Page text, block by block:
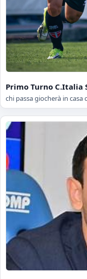
Primo Turno C.Italia
chi passa giocherà in